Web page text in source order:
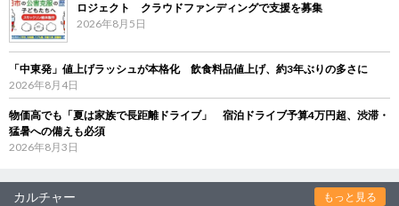
ロジェクト クラウドファンディングで支援を募集
2026年8月5日
「中東発」値上げラッシュが本格化 飲食料品値上げ、約3年ぶりの多さに
2026年8月4日
物価高でも「夏は家族で長距離ドライブ」 宿泊ドライブ予算4万円超、渋滞・
猛暑への備えも必須
2026年8月3日
カルチャー もっと見る